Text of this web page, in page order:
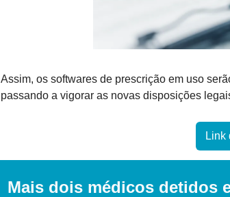
Assim, os softwares de prescrição em uso
passando a vigorar as novas disposições
Link
Mais dois médicos detidos